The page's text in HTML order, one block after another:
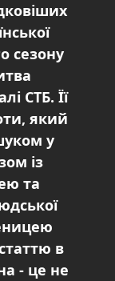
сезону
СТБ. Її
який
у
із
та
в
- це не